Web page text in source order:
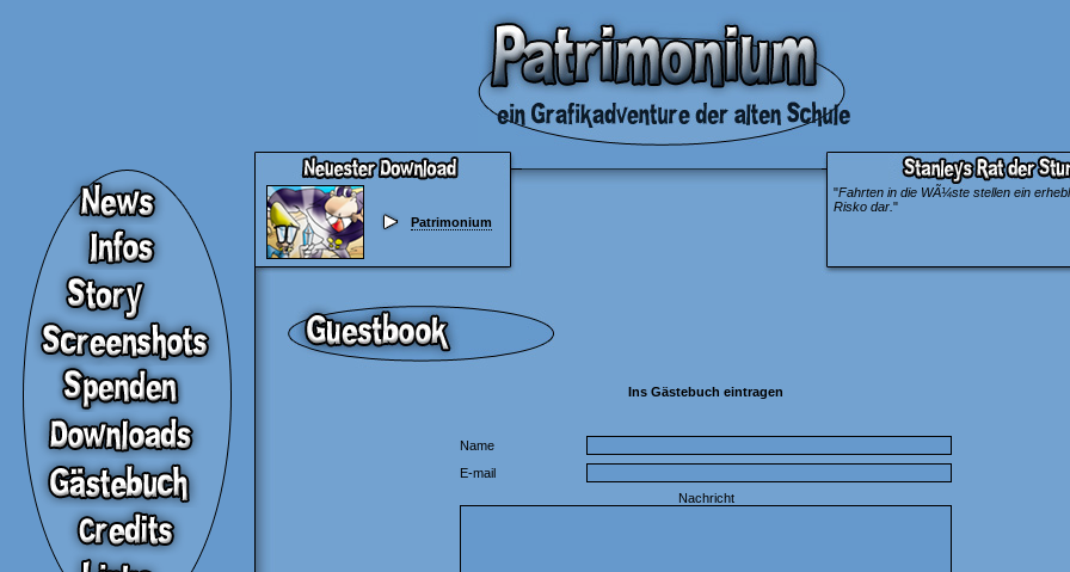
Ins Gästebuch eintragen
Name
E-mail
Nachricht
Patrimonium
"Fahrten in die WÃ¼ste stellen ein
Risko dar. "